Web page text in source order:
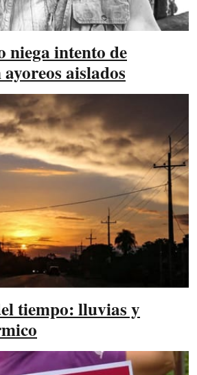
niega intento de
aislados
tiempo: lluvias y